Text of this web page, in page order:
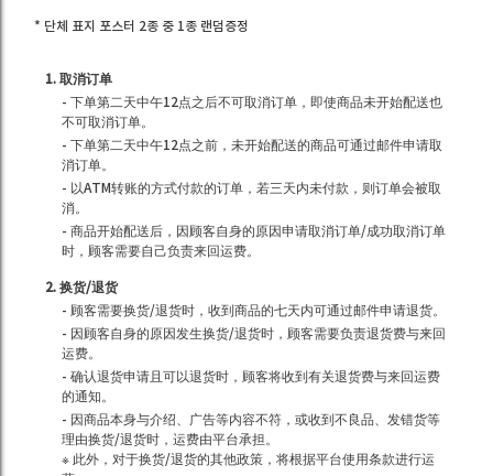
* 단체 표지 포스터 2종 중 1종 랜덤증정
1. 取消订单
- 下单第二天中午12点之后不可取消订单，即使商品未开始配送也
不可取消订单。
- 下单第二天中午12点之前，未开始配送的商品可通过邮件申请取
消订单。
- 以ATM转账的方式付款的订单，若三天内未付款，则订单会被取
消。
- 商品开始配送后，因顾客自身的原因申请取消订单/成功取消订单
时，顾客需要自己负责来回运费。
2. 换货/退货
- 顾客需要换货/退货时，收到商品的七天内可通过邮件申请退货。
- 因顾客自身的原因发生换货/退货时，顾客需要负责退货费与来回
运费。
- 确认退货申请且可以退货时，顾客将收到有关退货费与来回运费
的通知。
- 因商品本身与介绍、广告等内容不符，或收到不良品、发错货等
理由换货/退货时，运费由平台承担。
※ 此外，对于换货/退货的其他政策，将根据平台使用条款进行运